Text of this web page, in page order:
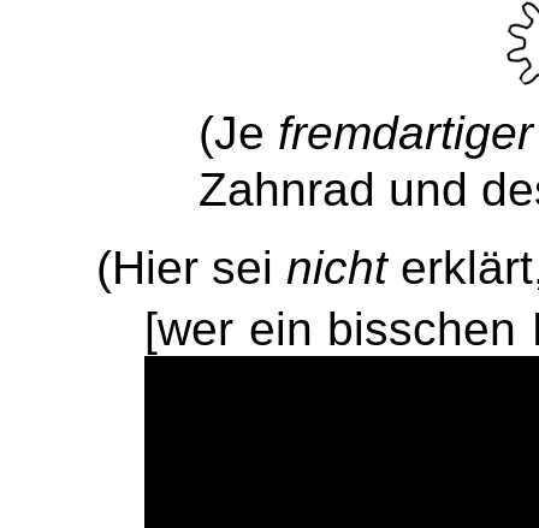
(Je fremdartiger
Zahnrad und
(Hier sei nicht
[wer ein bisschen